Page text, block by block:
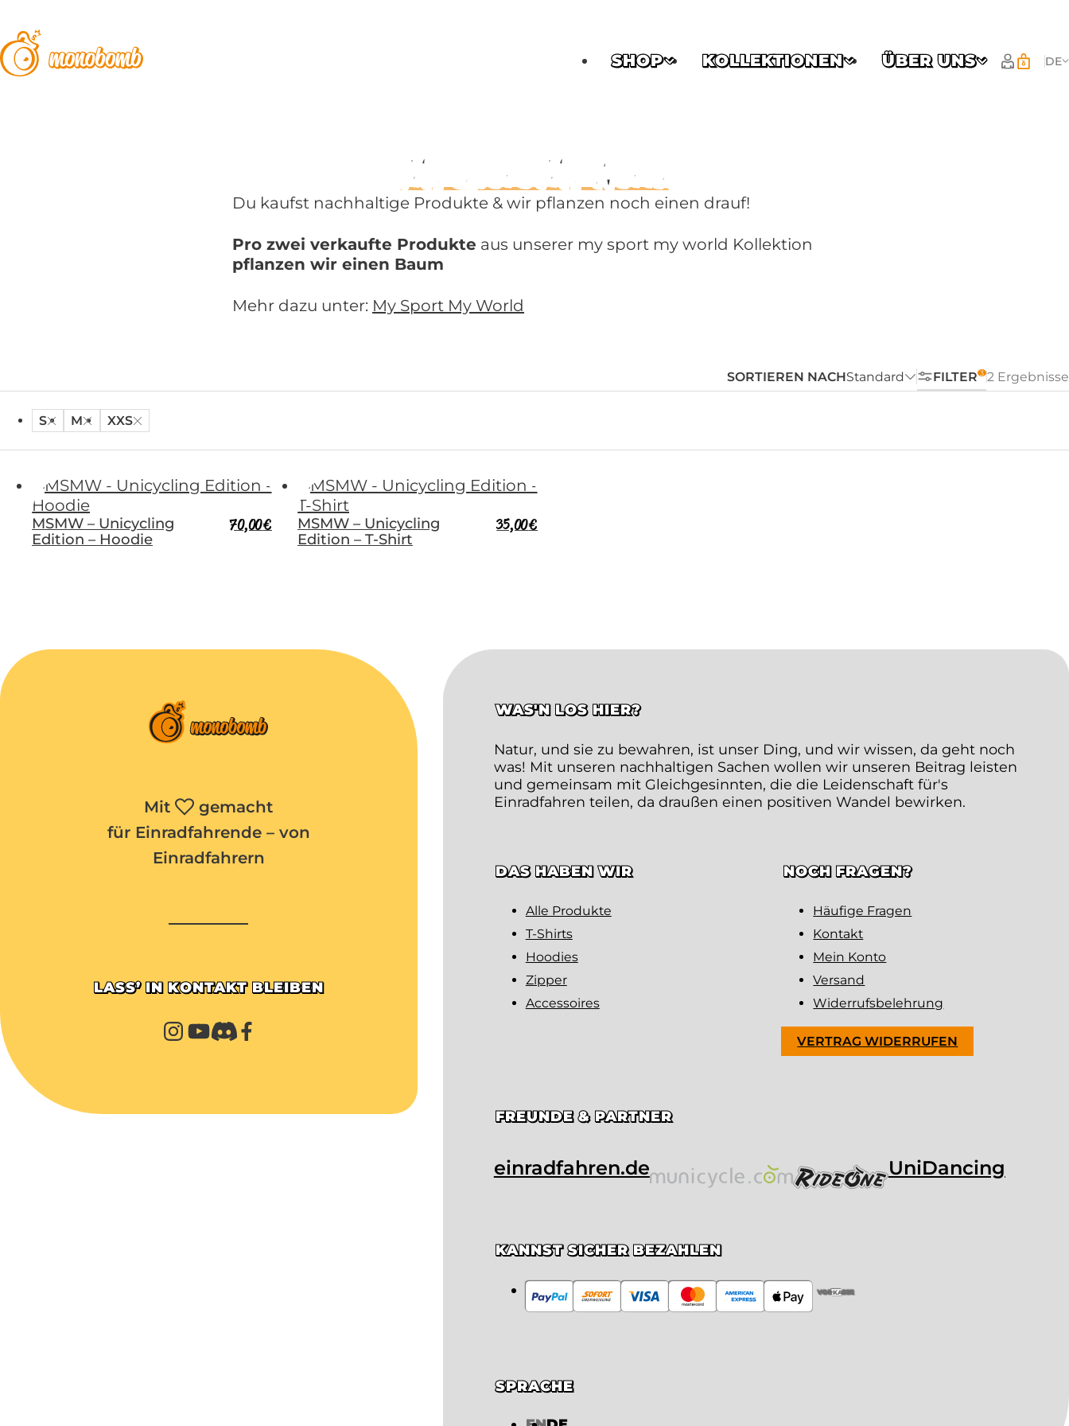
SHOP KOLLEKTIONEN ÜBER UNS DE
My Sport My World
Du kaufst nachhaltige Produkte & wir pflanzen noch einen drauf!
Pro zwei verkaufte Produkte aus unserer my sport my world Kollektion
pflanzen wir einen Baum
Mehr dazu unter: My Sport My World
2 Ergebnisse
SORTIEREN NACHStandard FILTER
S M XXS
MSMW – Unicycling
Edition – Hoodie
70,00€
MSMW – Unicycling
Edition – T-Shirt
35,00€
Mit
gemacht
für Einradfahrende – von
Einradfahrern
LASS’ IN KONTAKT BLEIBEN
WAS'N LOS HIER?
Natur, und sie zu bewahren, ist unser Ding, und wir wissen, da geht noch
was! Mit unseren nachhaltigen Sachen wollen wir unseren Beitrag leisten
und gemeinsam mit Gleichgesinnten, die die Leidenschaft für's
Einradfahren teilen, da draußen einen positiven Wandel bewirken.
DAS HABEN WIR
Alle Produkte
T-Shirts
Hoodies
Zipper
Accessoires
NOCH FRAGEN?
Häufige Fragen
Kontakt
Mein Konto
Versand
Widerrufsbelehrung
VERTRAG WIDERRUFEN
FREUNDE & PARTNER
einradfahren.de UniDancing
KANNST SICHER BEZAHLEN
VORKASSE
SPRACHE